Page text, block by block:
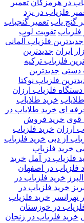
در هرمزگان تعمیر
فلزیاب در یزد
گنج یاب تعمیر گنجیاب
فلزیاب تقویت لوپ
جدیدترین فلزیاب آلمانی
ایران جدیدترین
فلزیاب ترکیه
دستی جدیدترین
فلزیاب نوکتا
فلزیاب ارزان
خرید طلایاب
ای خرید طلایاب در
قوی خرید فروش
ارزان خرید فلزیاب
از دبی خرید فلزیاب
خرید فلزیاب
فلزیاب در آمل خرید
فلزیاب در اصفهان
خرید فلزیاب در
خرید فلزیاب در
تهرانسر خرید فلزیاب
در خوزستان
خرید فلزیاب در زنجان